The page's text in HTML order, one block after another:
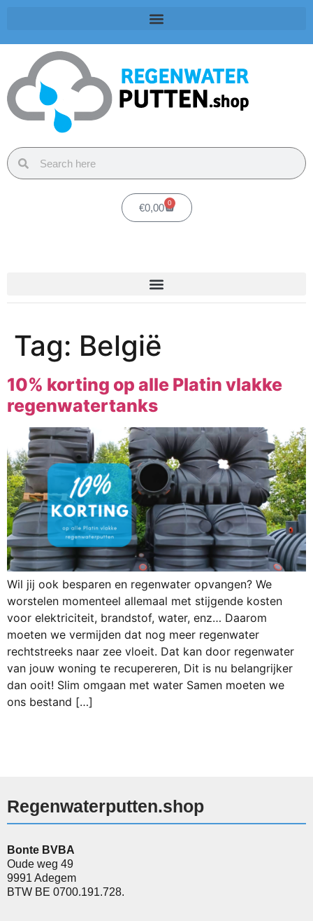
€0,00 0
Tag: België
10% korting op alle Platin vlakke
regenwatertanks
Wil jij ook besparen en regenwater opvangen? We
worstelen momenteel allemaal met stijgende kosten
voor elektriciteit, brandstof, water, enz… Daarom
moeten we vermijden dat nog meer regenwater
rechtstreeks naar zee vloeit. Dat kan door regenwater
van jouw woning te recupereren, Dit is nu belangrijker
dan ooit! Slim omgaan met water Samen moeten we
ons bestand […]
Regenwaterputten.shop
Bonte BVBA
Oude weg 49
9991 Adegem
BTW BE 0700.191.728.